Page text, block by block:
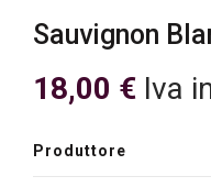
Sauvignon
18,00 € Iva
Produttore